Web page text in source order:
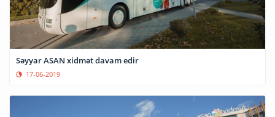
Səyyar ASAN xidmət davam edir
17-06-2019